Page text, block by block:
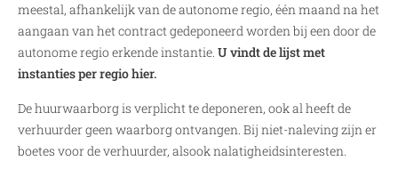
meestal, afhankelijk van de autonome regio, één maand na het
aangaan van het contract gedeponeerd worden bij een door de
autonome regio erkende instantie. U vindt de lijst met
instanties per regio hier.
De huurwaarborg is verplicht te deponeren, ook al heeft de
verhuurder geen waarborg ontvangen. Bij niet-naleving zijn er
boetes voor de verhuurder, alsook nalatigheidsinteresten.